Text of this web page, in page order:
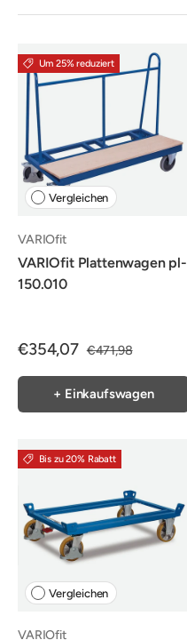
Um 25% reduziert
Vergleichen
VARIOfit
VARIOfit Plattenwagen pl-
150.010
€354,07 €471,98
+ Einkaufswagen
Bis zu 20% Rabatt
Vergleichen
VARIOfit